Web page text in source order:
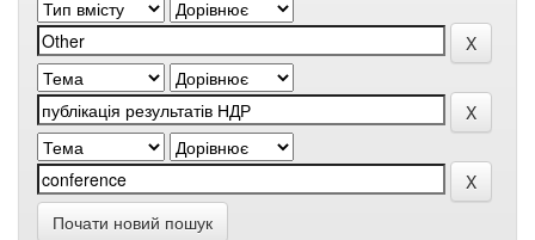
Почати новий пошук